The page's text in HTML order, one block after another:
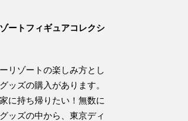
ートフィギュアコレクシ
リゾートの楽しみ方とし
ッズの購入があります。
に持ち帰りたい！無数に
ッズの中から、東京ディ